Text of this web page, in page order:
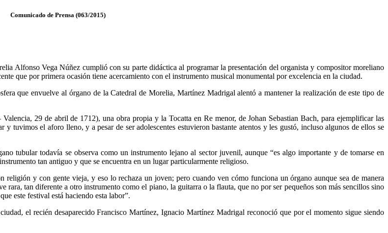
Comunicado de Prensa (063/2015)
Alfonso Vega Núñez cumplió con su parte didáctica al programar la presentación del organista y compositor moreliano
que por primera ocasión tiene acercamiento con el instrumento musical monumental por excelencia en la ciudad.
que envuelve al órgano de la Catedral de Morelia, Martínez Madrigal alentó a mantener la realización de este tipo de
29 de abril de 1712), una obra propia y la Tocatta en Re menor, de Johan Sebastian Bach, para ejemplificar las
tuvimos el aforo lleno, y a pesar de ser adolescentes estuvieron bastante atentos y les gustó, incluso algunos de ellos se
tubular todavía se observa como un instrumento lejano al sector juvenil, aunque “es algo importante y de tomarse en
tan antiguo y que se encuentra en un lugar particularmente religioso.
religión y con gente vieja, y eso lo rechaza un joven; pero cuando ven cómo funciona un órgano aunque sea de manera
rara, tan diferente a otro instrumento como el piano, la guitarra o la flauta, que no por ser pequeños son más sencillos sino
este festival está haciendo esta labor”.
el recién desaparecido Francisco Martínez, Ignacio Martínez Madrigal reconoció que por el momento sigue siendo